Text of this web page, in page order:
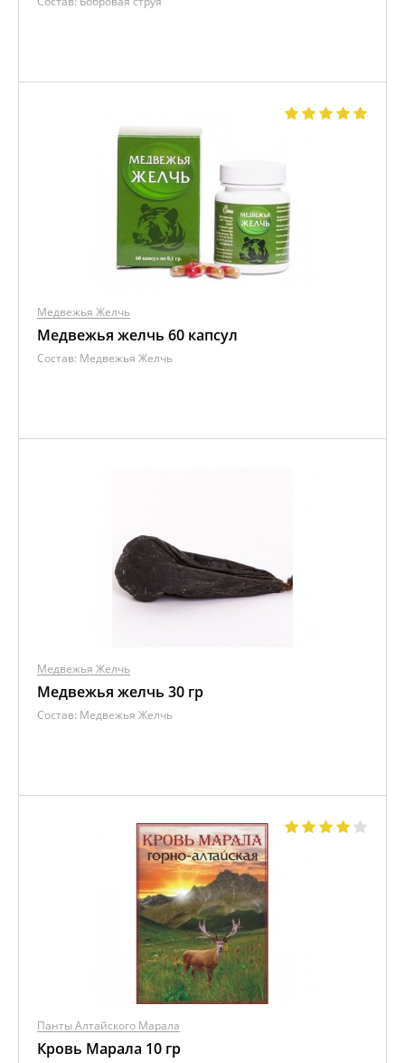
Медвежья Желчь
Медвежья желчь 60 капсул
Состав: Медвежья Желчь
Медвежья Желчь
Медвежья желчь 30 гр
Состав: Медвежья Желчь
Панты Алтайского Марала
Кровь Марала 10 гр